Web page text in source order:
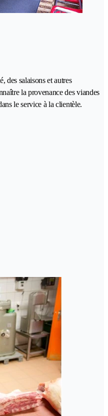
des salaisons et autres
la provenance des viandes
le service à la clientèle.